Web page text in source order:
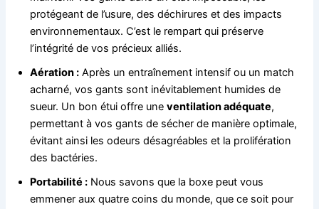
protégeant de l’usure, des déchirures et des impacts
environnementaux. C’est le rempart qui préserve
l’intégrité de vos précieux alliés.
Aération : Après un entraînement intensif ou un match
acharné, vos gants sont inévitablement humides de
sueur. Un bon étui offre uneventilation adéquate,
permettant à vos gants de sécher de manière optimale,
évitant ainsi les odeurs désagréables et la prolifération
des bactéries.
Portabilité : Nous savons que la boxe peut vous
emmener aux quatre coins du monde, que ce soit pour